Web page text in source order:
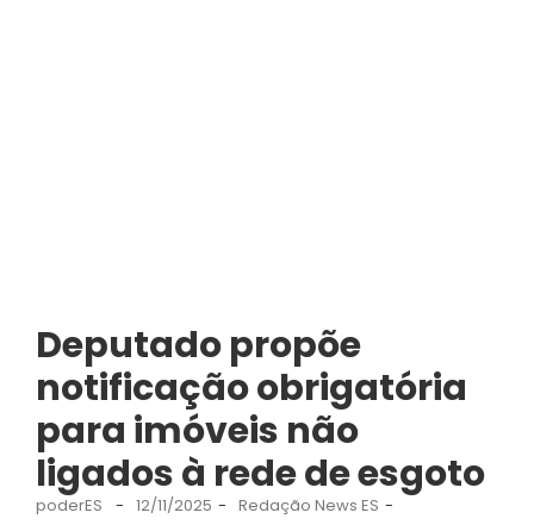
Deputado propõe
notificação obrigatória
para imóveis não
ligados à rede de esgoto
poderES - 12/11/2025 - Redação News ES -